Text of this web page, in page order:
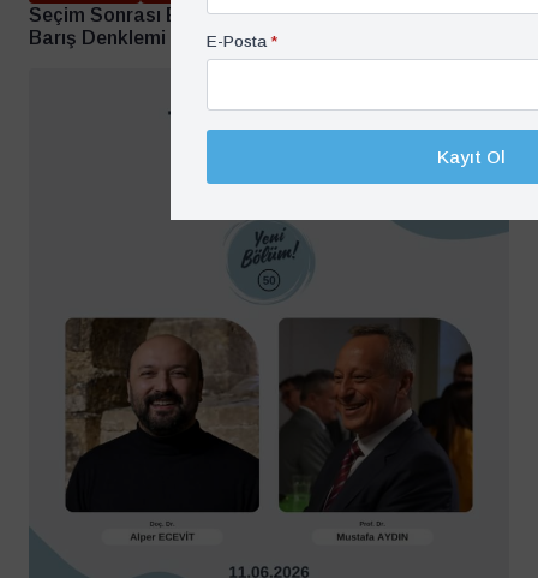
Seçim Sonrası Ermenistan: Batı, Rusya ve Bölgesel
Barış Denklemi – Barçın Yinanç
E-Posta *
Kayıt Ol